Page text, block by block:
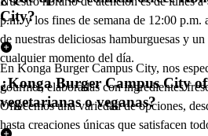
p.m. y los fines de semana de 12:00 p.m.
de nuestras deliciosas hamburguesas y
cualquier momento del día.
City?
En Konga Burger Campus City, nos
gourmet, elaboradas con ingredientes
Ofrecemos una variedad de opciones,
hasta creaciones únicas que satisfacen
¿Konga Burger Campus City
vegetarianas o veganas?